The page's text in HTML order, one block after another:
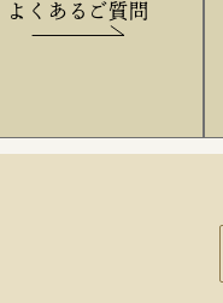
よくあるご質問